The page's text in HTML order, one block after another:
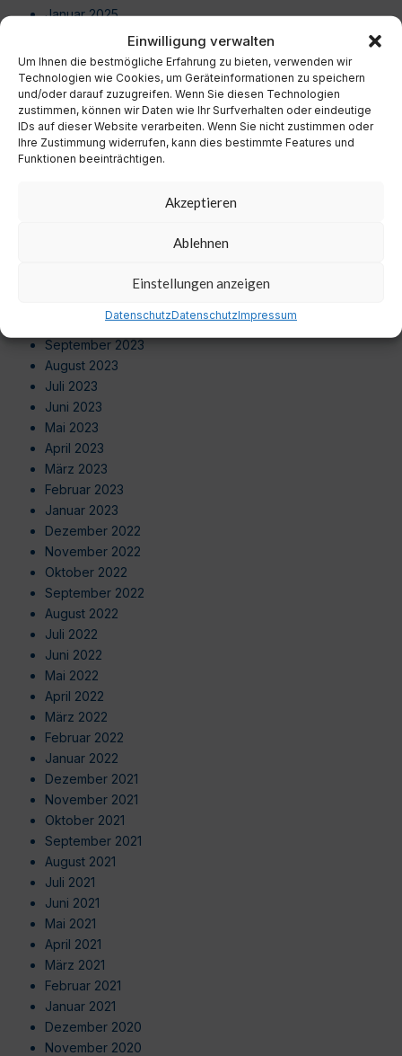
Einwilligung verwalten
Um Ihnen die bestmögliche Erfahrung zu bieten, verwenden wir
Technologien wie Cookies, um Geräteinformationen zu speichern
und/oder darauf zuzugreifen. Wenn Sie diesen Technologien
zustimmen, können wir Daten wie Ihr Surfverhalten oder eindeutige
IDs auf dieser Website verarbeiten. Wenn Sie nicht zustimmen oder
Ihre Zustimmung widerrufen, kann dies bestimmte Features und
Funktionen beeinträchtigen.
Akzeptieren
Ablehnen
Einstellungen anzeigen
DatenschutzDatenschutzImpressum
Januar 2025
Dezember 2024
November 2024
Oktober 2024
September 2024
August 2024
Juli 2024
Juni 2024
Dezember 2023
Oktober 2023
September 2023
August 2023
Juli 2023
Juni 2023
Mai 2023
April 2023
März 2023
Februar 2023
Januar 2023
Dezember 2022
November 2022
Oktober 2022
September 2022
August 2022
Juli 2022
Juni 2022
Mai 2022
April 2022
März 2022
Februar 2022
Januar 2022
Dezember 2021
November 2021
Oktober 2021
September 2021
August 2021
Juli 2021
Juni 2021
Mai 2021
April 2021
März 2021
Februar 2021
Januar 2021
Dezember 2020
November 2020